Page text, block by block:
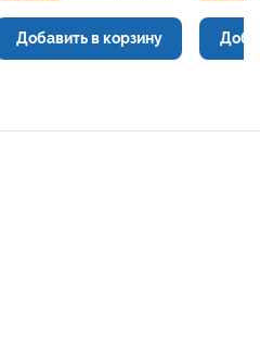
Добавить в корзину